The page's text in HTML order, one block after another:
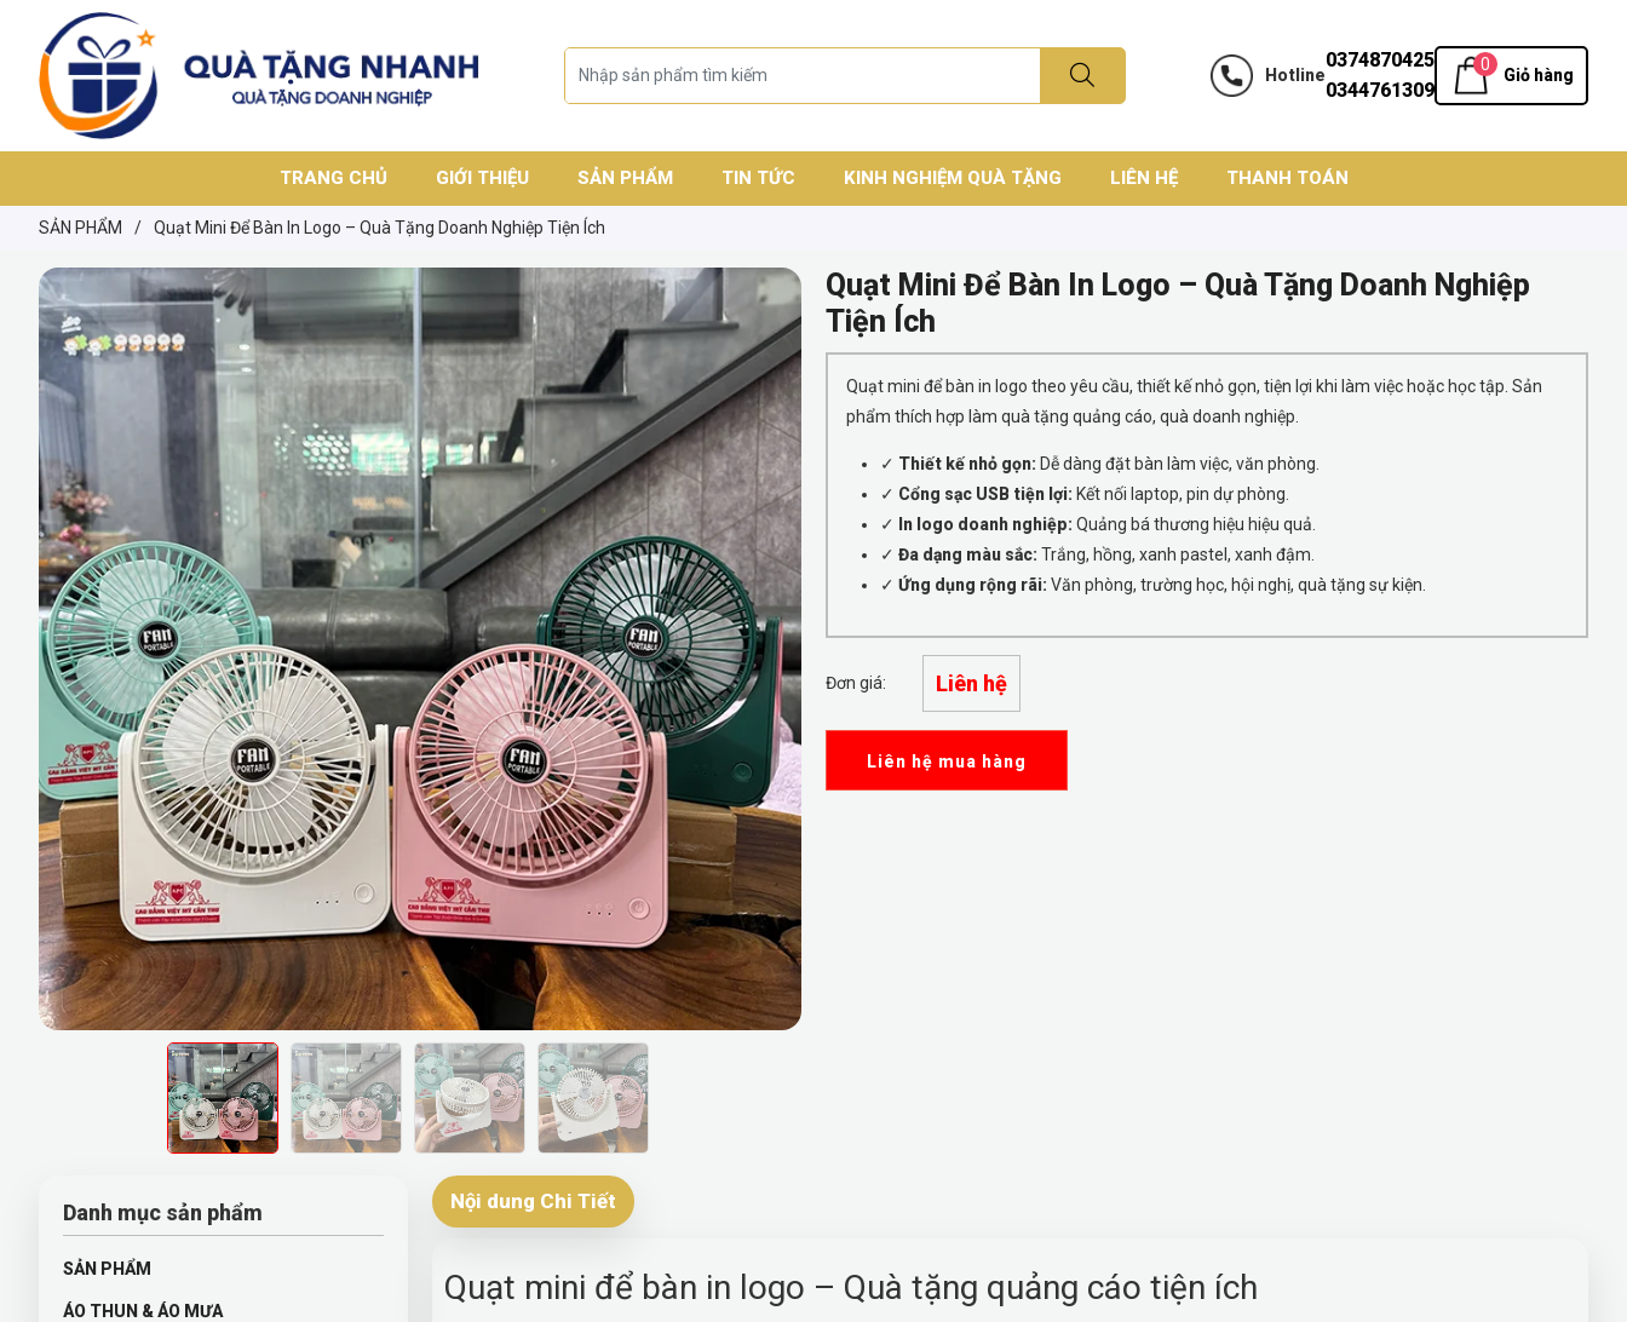
Hotline
0374870425
0344761309
0
Giỏ hàng
TRANG CHỦ GIỚI THIỆU SẢN PHẨM TIN TỨC KINH NGHIỆM QUÀ TẶNG LIÊN HỆ THANH TOÁN
SẢN PHẨM / Quạt Mini Để Bàn In Logo – Quà Tặng Doanh Nghiệp Tiện Ích
Quạt Mini Để Bàn In Logo – Quà Tặng Doanh Nghiệp
Tiện Ích
Quạt mini để bàn in logo theo yêu cầu, thiết kế nhỏ gọn, tiện lợi khi làm việc hoặc học tập. Sản
phẩm thích hợp làm quà tặng quảng cáo, quà doanh nghiệp.
✓ Thiết kế nhỏ gọn: Dễ dàng đặt bàn làm việc, văn phòng.
✓ Cổng sạc USB tiện lợi: Kết nối laptop, pin dự phòng.
✓
In logo doanh nghiệp: Quảng bá thương hiệu hiệu quả.
✓ Đa dạng màu sắc: Trắng, hồng, xanh pastel, xanh đậm.
✓ Ứng dụng rộng rãi: Văn phòng, trường học, hội nghị, quà tặng sự kiện.
Đơn giá: Liên hệ
Liên hệ mua hàng
Danh mục sản phẩm
SẢN PHẨM
ÁO THUN & ÁO MƯA
Nội dung Chi Tiết
Quạt mini để bàn in logo – Quà tặng quảng cáo tiện ích